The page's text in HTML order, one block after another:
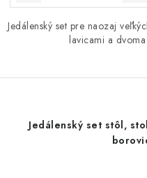
Jedálenský set pre naozaj
lavicami a
Jedálenský set stôl,